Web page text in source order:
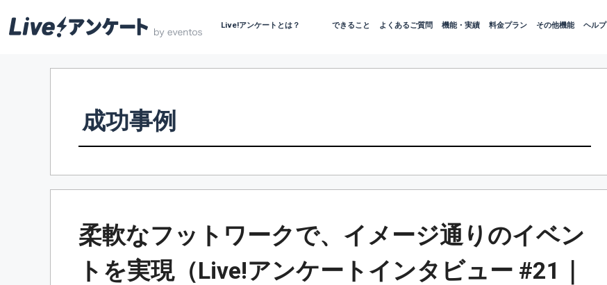
Live!アンケートとは？ できること よくあるご質問 機能・実績 料金プラン その他機能 ヘルプ
成功事例
柔軟なフットワークで、イメージ通りのイベン
トを実現（Live!アンケートインタビュー #21｜